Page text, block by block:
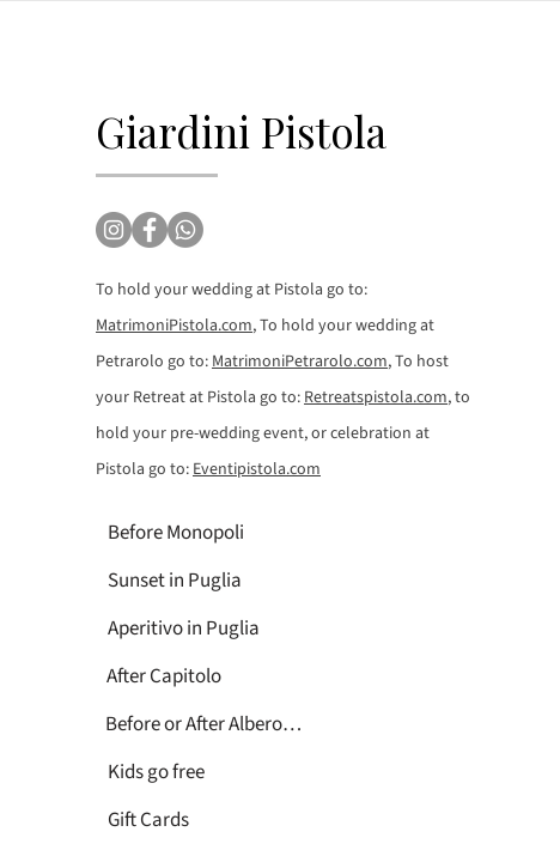
Giardini Pistola
To hold your wedding at Pistola go to:
MatrimoniPistola.com, To hold your wedding at
Petrarolo go to: MatrimoniPetrarolo.com, To host
your Retreat at Pistola go to: Retreatspistola.com, to
hold your pre-wedding event, or celebration at
Pistola go to: Eventipistola.com
Before Monopoli
Sunset in Puglia
Aperitivo in Puglia
After Capitolo
Before or After Alberobello
Kids go free
Gift Cards